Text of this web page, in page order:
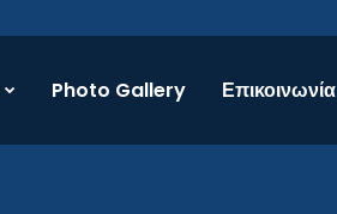
Photo Gallery Επικοινωνία